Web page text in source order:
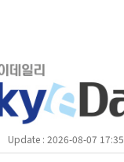
Update : 2026-08-07 17:35